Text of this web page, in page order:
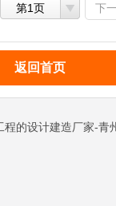
第1页 下
返回首页
的设计建造厂家-青